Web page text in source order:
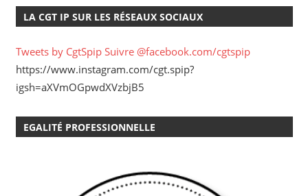
LA CGT IP SUR LES RÉSEAUX SOCIAUX
Tweets by CgtSpip Suivre @facebook.com/cgtspip
https://www.instagram.com/cgt.spip?
igsh=aXVmOGpwdXVzbjB5
EGALITÉ PROFESSIONNELLE